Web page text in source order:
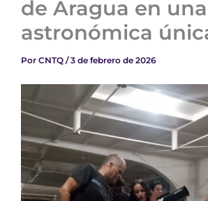
de Aragua en
astronómica
Por CNTQ /3 de febrero de 2026